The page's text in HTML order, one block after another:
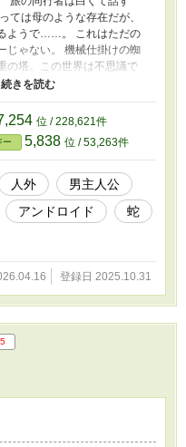
ては母のような存在だが、
ようで……。 これはただの
じゃない。 機械仕掛けの蜘
の塔。この世界は不思議で
びかけのジェンガのように
とは全く違う常識の中で生
こには常人には理解できな
通して出会った人々との関
り、タイヨウは自分の過去
それを快く思っていないよ
われた過去とは、一人と
？
位 / 228,621件
ー 5,838 位 / 53,263件
人外
男主人公
アンドロイド
蛇
登録日 2025.10.31